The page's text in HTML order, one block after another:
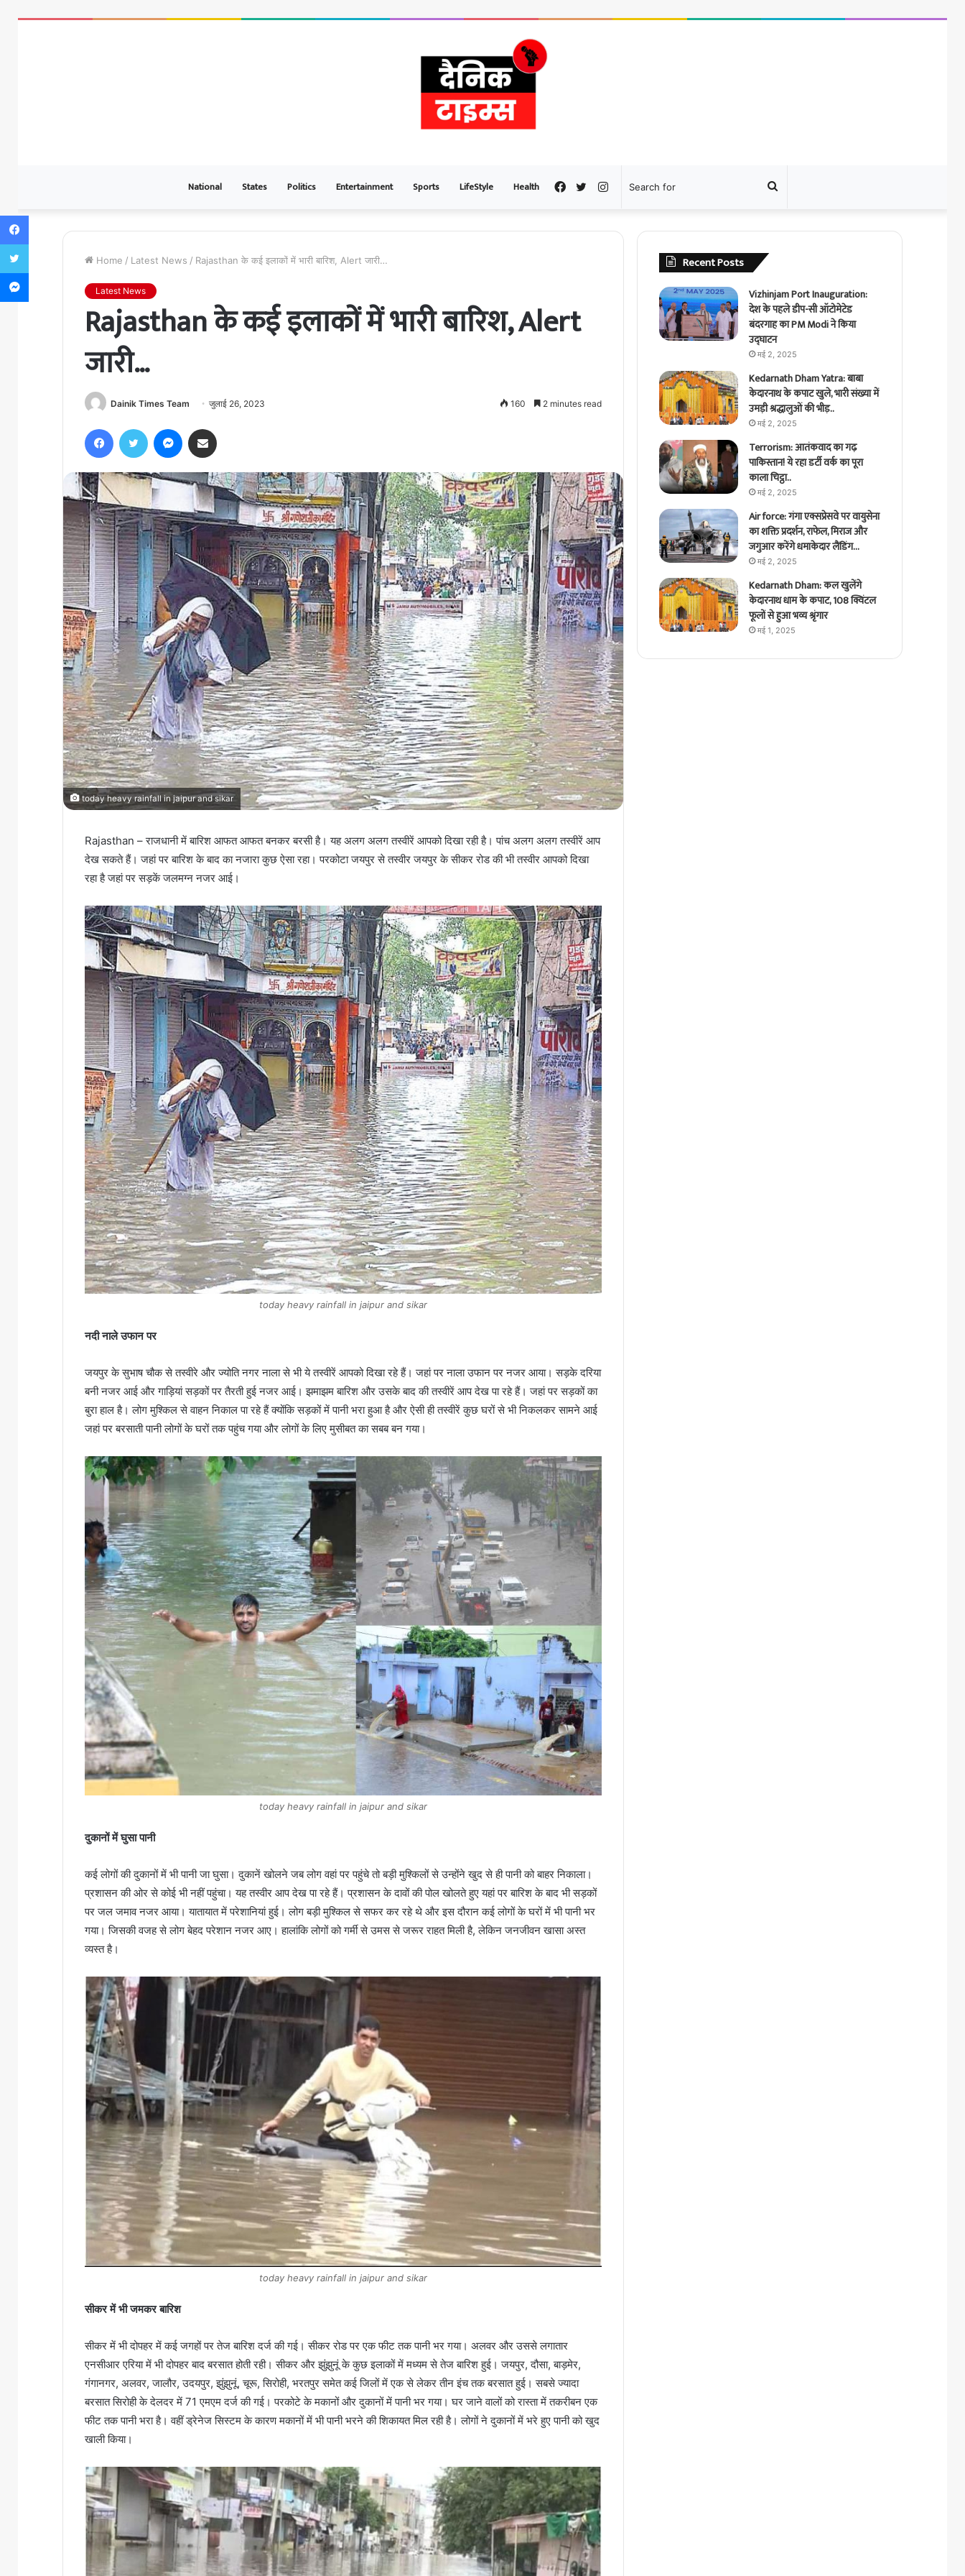
National States Politics Entertainment Sports LifeStyle Health Search
for
Instagram
Twitter
Facebook
Home / Latest News / Rajasthan के कई इलाकों में भारी बारिश, Alert जारी…
Latest News
Rajasthan के कई इलाकों में भारी बारिश, Alert
जारी…
Dainik Times Team जुलाई 26, 2023 160 2 minutes read
FacebookTwitter Messenger
today heavy rainfall in jaipur and sikar
Rajasthan – राजधानी में बारिश आफत आफत बनकर बरसी है। यह अलग अलग तस्वीरें आपको दिखा रही है। पांच अलग अलग तस्वीरें आप
देख सकते हैं। जहां पर बारिश के बाद का नजारा कुछ ऐसा रहा। परकोटा जयपुर से तस्वीर जयपुर के सीकर रोड की भी तस्वीर आपको दिखा
रहा है जहां पर सड़कें जलमग्न नजर आई।
today heavy rainfall in jaipur and sikar
नदी नाले उफान पर
जयपुर के सुभाष चौक से तस्वीरे और ज्योति नगर नाला से भी ये तस्वीरें आपको दिखा रहे हैं। जहां पर नाला उफान पर नजर आया। सड़के दरिया
बनी नजर आई और गाड़ियां सड़कों पर तैरती हुई नजर आई। झमाझम बारिश और उसके बाद की तस्वीरें आप देख पा रहे हैं। जहां पर सड़कों का
बुरा हाल है। लोग मुश्किल से वाहन निकाल पा रहे हैं क्योंकि सड़कों में पानी भरा हुआ है और ऐसी ही तस्वीरें कुछ घरों से भी निकलकर सामने आई
जहां पर बरसाती पानी लोगों के घरों तक पहुंच गया और लोगों के लिए मुसीबत का सबब बन गया।
today heavy rainfall in jaipur and sikar
दुकानों में घुसा पानी
कई लोगों की दुकानों में भी पानी जा घुसा। दुकानें खोलने जब लोग वहां पर पहुंचे तो बड़ी मुश्किलों से उन्होंने खुद से ही पानी को बाहर निकाला।
प्रशासन की ओर से कोई भी नहीं पहुंचा। यह तस्वीर आप देख पा रहे हैं। प्रशासन के दावों की पोल खोलते हुए यहां पर बारिश के बाद भी सड़कों
पर जल जमाव नजर आया। यातायात में परेशानियां हुई। लोग बड़ी मुश्किल से सफर कर रहे थे और इस दौरान कई लोगों के घरों में भी पानी भर
गया। जिसकी वजह से लोग बेहद परेशान नजर आए। हालांकि लोगों को गर्मी से उमस से जरूर राहत मिली है, लेकिन जनजीवन खासा अस्त
व्यस्त है।
today heavy rainfall in jaipur and sikar
सीकर में भी जमकर बारिश
सीकर में भी दोपहर में कई जगहों पर तेज बारिश दर्ज की गई। सीकर रोड पर एक फीट तक पानी भर गया। अलवर और उससे लगातार
एनसीआर एरिया में भी दोपहर बाद बरसात होती रही। सीकर और झुंझुनूं के कुछ इलाकों में मध्यम से तेज बारिश हुई। जयपुर, दौसा, बाड़मेर,
गंगानगर, अलवर, जालौर, उदयपुर, झुंझुनूं, चूरू, सिरोही, भरतपुर समेत कई जिलों में एक से लेकर तीन इंच तक बरसात हुई। सबसे ज्यादा
बरसात सिरोही के देलदर में 71 एमएम दर्ज की गई। परकोटे के मकानों और दुकानों में पानी भर गया। घर जाने वालों को रास्ता में तकरीबन एक
फीट तक पानी भरा है। वहीं ड्रेनेज सिस्टम के कारण मकानों में भी पानी भरने की शिकायत मिल रही है। लोगों ने दुकानों में भरे हुए पानी को खुद
खाली किया।
Recent Posts
Vizhinjam Port Inauguration:
देश के पहले डीप-सी ऑटोमेटेड
बंदरगाह का PM Modi ने किया
उद्घाटन
मई 2, 2025
Kedarnath Dham Yatra: बाबा
केदारनाथ के कपाट खुले, भारी संख्या में
उमड़ी श्रद्धालुओं की भीड़..
मई 2, 2025
Terrorism: आतंकवाद का गढ़
पाकिस्तान! ये रहा डर्टी वर्क का पूरा
काला चिट्ठा..
मई 2, 2025
Air force: गंगा एक्सप्रेसवे पर वायुसेना
का शक्ति प्रदर्शन, राफेल, मिराज और
जगुआर करेंगे धमाकेदार लैंडिंग…
मई 2, 2025
Kedarnath Dham: कल खुलेंगे
केदारनाथ धाम के कपाट, 108 क्विंटल
फूलों से हुआ भव्य श्रृंगार
मई 1, 2025
Facebook
Twitter
Messenger